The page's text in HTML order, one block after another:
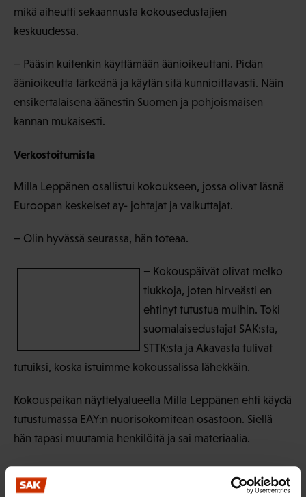
mikä aiheutti sekaannusta kokousedustajien
keskuudessa.
− Pääsin kuitenkin käyttämään äänioikeuttani. Pidän
äänioikeutta tärkeänä ja käytän sitä kunnioittavasti. Näin
ensikertalaisena äänestin Suomen ja pohjoismaisen
kannan mukaisesti.
Verkostoitumista
Milla Leppänen osallistui kokoukseen, jossa olivat läsnä
Euroopan keskeiset ay- johtajat ja vaikuttajat.
− Olin hyvässä seurassa, hän toteaa.
− Kokouspäivät olivat melko
tiukkoja, joten hirveästi en
ehtinyt tutustua muihin. Toki
suomalaisedustajat SAK:sta,
STTK:sta ja Akavasta tulivat
tutuiksi, koska istuimme kokoussalissa lähekkäin.
Kokouspaikan näyttelyalueella Milla Leppänen ehti käydä
tutustumassa EAY:n nuorisokomitean osastoon. Siellä
hän tapasi muutamia henkilöitä ja sai materiaalia.
− Täytyy viedä kotiin kentälle tietoa EU-tason ay-
liikkeestä ja siitä, että sielläkin on nuorisotoimintaa.